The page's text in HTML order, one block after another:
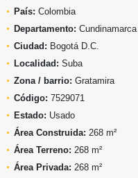
País: Colombia
Departamento: Cundinamarca
Ciudad: Bogotá D.C.
Localidad: Suba
Zona / barrio: Gratamira
Código: 7529071
Estado: Usado
Área Construida: 268 m²
Área Terreno: 268 m²
Área Privada: 268 m²